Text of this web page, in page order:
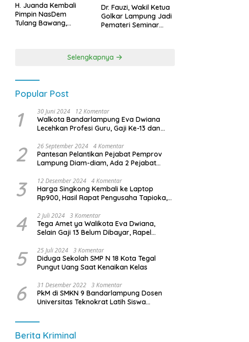
H. Juanda Kembali
Pimpin NasDem
Tulang Bawang,
Dr. Fauzi, Wakil Ketua
Golkar Lampung Jadi
Pemateri Seminar
Kebangsaan
Selengkapnya
Popular Post
1 30 Juni 2024 12 Komentar
Walkota Bandarlampung Eva Dwiana
Lecehkan Profesi Guru, Gaji Ke-13 dan
2 26 September 2024 4 Komentar
Pantesan Pelantikan Pejabat Pemprov
Lampung Diam-diam, Ada 2 Pejabat
3 12 Desember 2024 4 Komentar
Harga Singkong Kembali ke Laptop
Rp900, Hasil Rapat Pengusaha Tapioka,
Lampung
4 2 Juli 2024 3 Komentar
Tega Amet ya Walikota Eva Dwiana,
Selain Gaji 13 Belum Dibayar, Rapel
Dibayar
5 25 Juli 2024 3 Komentar
Diduga Sekolah SMP N 18 Kota Tegal
Pungut Uang Saat Kenaikan Kelas
6 31 Desember 2022 3 Komentar
PkM di SMKN 9 Bandarlampung Dosen
Universitas Teknokrat Latih Siswa
Berita Kriminal